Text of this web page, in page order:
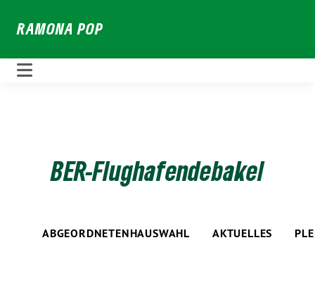
zumRAMONA POP
BER-Flughafendebakel
ABGEORDNETENHAUSWAHL AKTUELLES